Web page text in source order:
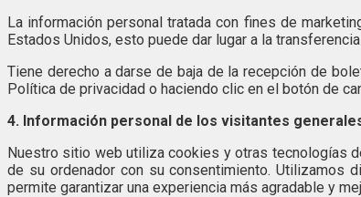
La información personal tratada con fines de
Estados Unidos, esto puede dar lugar a la
Tiene derecho a darse de baja de la recepción de
Política de privacidad o haciendo clic en el botón de
4. Información personal de los visitantes
Nuestro sitio web utiliza cookies y otras tecnologías
de su ordenador con su consentimiento.
permite garantizar una experiencia más agradable y